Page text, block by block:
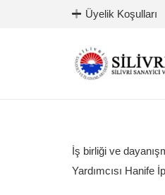
Üyelik Koşulları
İş birliği ve
Yardımcısı Hanife